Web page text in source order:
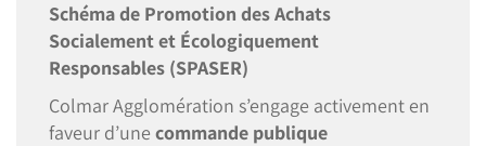
Schéma de Promotion des Achats
Socialement et Écologiquement
Responsables (SPASER)
Colmar Agglomération s’engage activement en
faveur d’une commande publique